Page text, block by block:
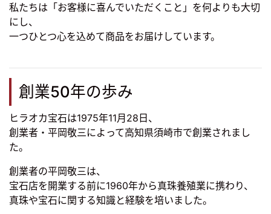
私たちは「お客様に喜んでいただくこと」を何よりも大切
にし、
一つひとつ心を込めて商品をお届けしています。
創業50年の歩み
ヒラオカ宝石は1975年11月28日、
創業者・平岡敬三によって高知県須崎市で創業されまし
た。
創業者の平岡敬三は、
宝石店を開業する前に1960年から真珠養殖業に携わり、
真珠や宝石に関する知識と経験を培いました。